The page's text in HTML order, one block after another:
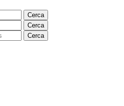
Cerca
Cerca
Cerca